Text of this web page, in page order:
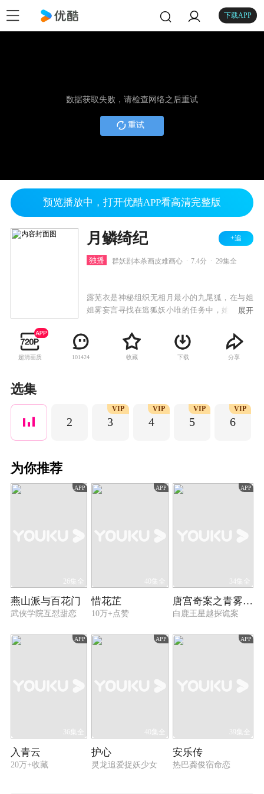
下载APP
数据获取失败，请检查网络之后重试
重试
预览播放中，打开优酷APP看高清完整版
月鳞绮纪 +追
独播 群妖剧本杀画皮难画心 7.4分 29集全
露芜衣是神秘组织无相月最小的九尾狐，在与姐
姐雾妄言寻找在逃狐妖小唯的任务中，她潜入洛
武拾光、侍鳞宗法师寄灵与厉劫。在找寻真相的
过程中，他们既有试探也有合作，但他们背后的
目的各不相同，在一次又一次对龙神之力的争夺
恒追问。
展开
超清画质 101424 收藏 下载 分享
选集
2 3
VIP
4
VIP
5
VIP
6
VIP
为你推荐
APP
26集全
燕山派与百花门
武侠学院互怼甜恋
APP
40集全
惜花芷
10万+点赞
APP
34集全
唐宫奇案之青雾风鸣
白鹿王星越探诡案
APP
36集全
入青云
20万+收藏
APP
40集全
护心
灵龙追爱捉妖少女
APP
39集全
安乐传
热巴龚俊宿命恋